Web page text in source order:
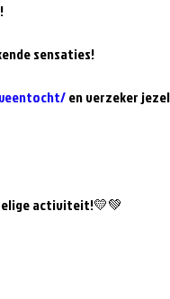
sensaties!
en verzeker
activiteit!💛💚